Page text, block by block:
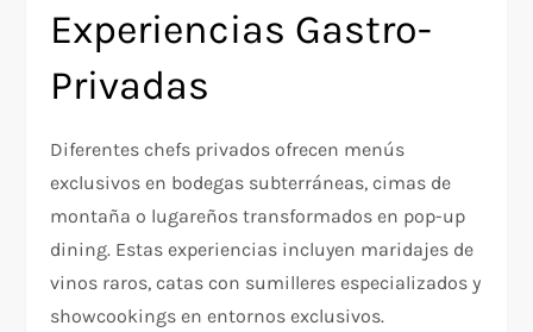
Experiencias Gastro-
Privadas
Diferentes chefs privados ofrecen menús
exclusivos en bodegas subterráneas, cimas de
montaña o lugareños transformados en pop-up
dining. Estas experiencias incluyen maridajes de
vinos raros, catas con sumilleres especializados y
showcookings en entornos exclusivos.